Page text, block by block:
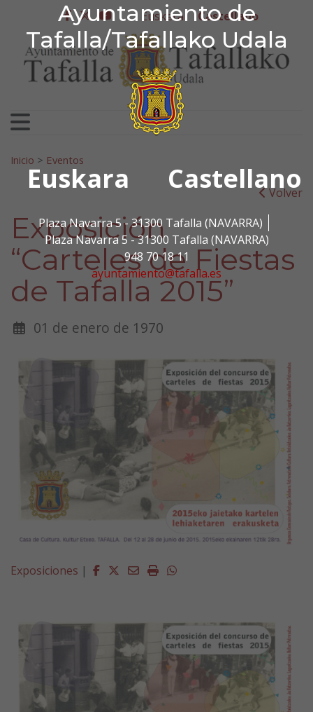
Ayuntamiento de
Tafalla/Tafallako Udala
Euskara Castellano
Plaza Navarra 5 - 31300 Tafalla (NAVARRA)
Plaza Navarra 5 - 31300 Tafalla (NAVARRA)
948 70 18 11
ayuntamiento@tafalla.es
Ir al contenido
Ayuntamiento de
facebook
twitter
youtube
Euskera Castellano
Search for:
Inicio > Eventos
Volver
Exposición
“Carteles de Fiestas
de Tafalla 2015”
01 de enero de 1970
Exposiciones | Facebook
Twitter
EmailImprimirWhatsapp